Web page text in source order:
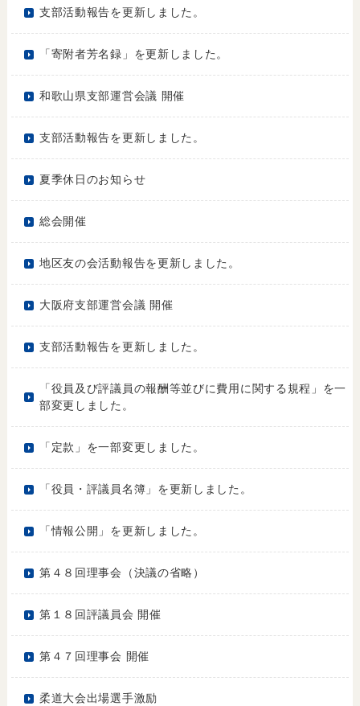
支部活動報告を更新しました。
「寄附者芳名録」を更新しました。
和歌山県支部運営会議 開催
支部活動報告を更新しました。
夏季休日のお知らせ
総会開催
地区友の会活動報告を更新しました。
大阪府支部運営会議 開催
支部活動報告を更新しました。
「役員及び評議員の報酬等並びに費用に関する規程」を一
部変更しました。
「定款」を一部変更しました。
「役員・評議員名簿」を更新しました。
「情報公開」を更新しました。
第４８回理事会（決議の省略）
第１８回評議員会 開催
第４７回理事会 開催
柔道大会出場選手激励